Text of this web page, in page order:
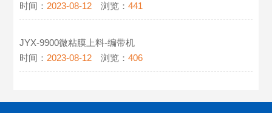
时间： 2023-08-12 浏览：441
JYX-9900微粘膜上料-编带机
时间： 2023-08-12 浏览：406